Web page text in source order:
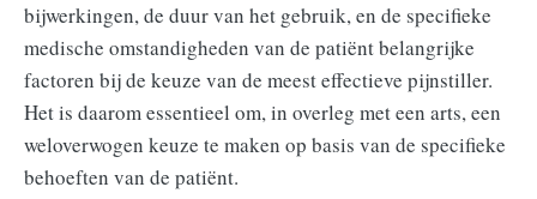
bijwerkingen, de duur van het gebruik, en de specifieke
medische omstandigheden van de patiënt belangrijke
factoren bij de keuze van de meest effectieve pijnstiller.
Het is daarom essentieel om, in overleg met een arts, een
weloverwogen keuze te maken op basis van de specifieke
behoeften van de patiënt.